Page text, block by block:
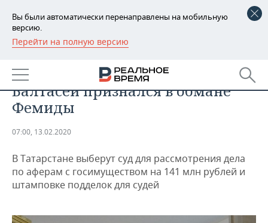
Вы были автоматически перенаправлены на мобильную
версию.
Перейти на полную версию
РЕГИОНЫ
БАШКОРТОСТАН
ТАТАРСТАН
НОВОСТИ
АНАЛИТИКА
ДЕКЛАРАЦИИ О ДОХОДАХ
КОРОЛИ ГОСЗАКАЗА ПФО
НОВОСТИ ЭКОНОМИКИ
ФИНАНСЫ
ПРОМЫШЛЕННОСТЬ
НОВОСТИ
ПРОМЫШЛЕННОСТИ
АГРОПРОМ
НЕДВИЖИМОСТЬ
Фартовый сват экс-главы
Балтасей признался в обмане
Фемиды
07:00, 13.02.2020
В Татарстане выберут суд для рассмотрения дела
по аферам с госимуществом на 141 млн рублей и
штамповке подделок для судей